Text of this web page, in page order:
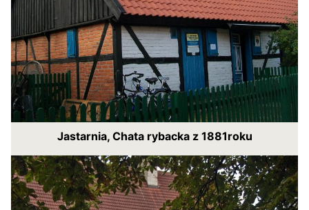
Jastarnia, Chata rybacka z 1881roku